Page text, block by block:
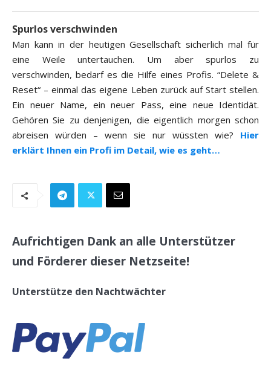
Spurlos verschwinden
Man kann in der heutigen Gesellschaft sicherlich mal für
eine Weile untertauchen. Um aber spurlos zu
verschwinden, bedarf es die Hilfe eines Profis. “Delete &
Reset“ – einmal das eigene Leben zurück auf Start stellen.
Ein neuer Name, ein neuer Pass, eine neue Identidät.
Gehören Sie zu denjenigen, die eigentlich morgen schon
abreisen würden – wenn sie nur wüssten wie? Hier
erklärt Ihnen ein Profi im Detail, wie es geht…
Aufrichtigen Dank an alle Unterstützer
und Förderer dieser Netzseite!
Unterstütze den Nachtwächter